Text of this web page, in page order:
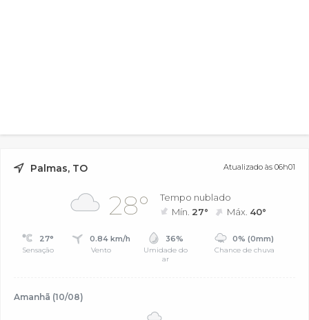
Palmas, TO Atualizado às 06h01
28°
Tempo nublado
Mín. 27° Máx. 40°
27°
Sensação
0.84 km/h
Vento
36%
Umidade do
ar
0% (0mm)
Chance de chuva
Amanhã (10/08)